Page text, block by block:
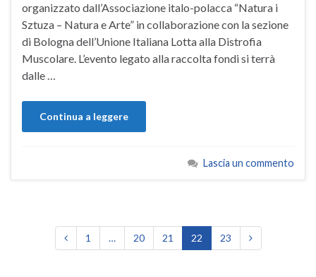
organizzato dall’Associazione italo-polacca “Natura i
Sztuza – Natura e Arte” in collaborazione con la sezione
di Bologna dell’Unione Italiana Lotta alla Distrofia
Muscolare. L’evento legato alla raccolta fondi si terrà
dalle …
Continua a leggere
Lascia un commento
1 … 20 21 22 23